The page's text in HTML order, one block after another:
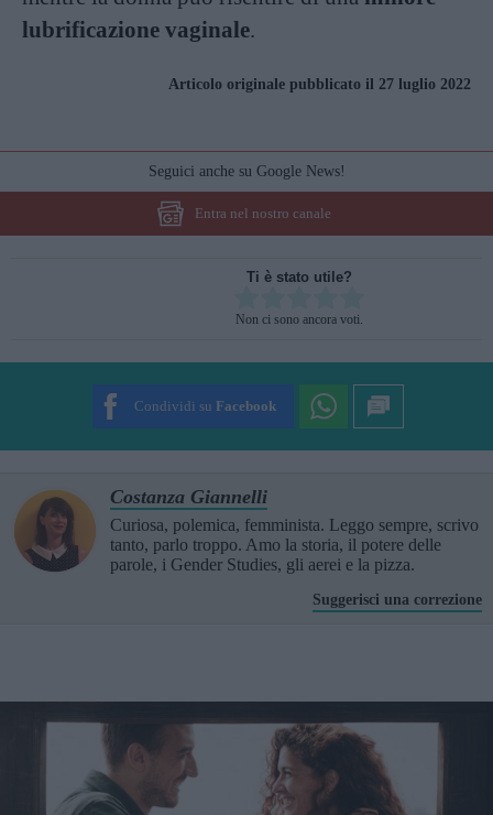
lubrificazione vaginale.
Articolo originale pubblicato il 27 luglio 2022
Seguici anche su Google News!
Entra nel nostro canale
Ti è stato utile?
Non ci sono ancora voti.
Condividi su Facebook
Costanza Giannelli
Curiosa, polemica, femminista. Leggo sempre, scrivo
tanto, parlo troppo. Amo la storia, il potere delle
parole, i Gender Studies, gli aerei e la pizza.
Suggerisci una correzione